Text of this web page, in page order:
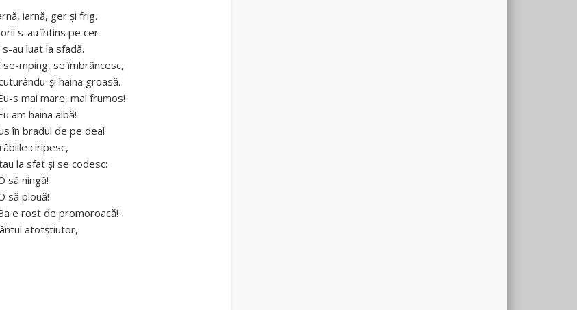
iarnă, ger și frig.
s-au întins pe cer
s-au luat la sfadă.
se-mping, se îmbrâncesc,
și haina groasă.
s mai mare, mai frumos!
am haina albă!
în bradul de pe deal
ciripesc,
la sfat și se codesc:
să ningă!
să plouă!
e rost de promoroacă!
atotștiutor,